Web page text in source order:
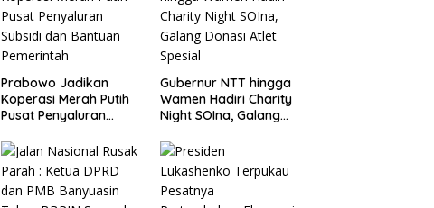
Prabowo Jadikan
Koperasi Merah Putih
Pusat Penyaluran
Pemerintah
Gubernur NTT hingga
Wamen Hadiri Charity
Night SOIna, Galang